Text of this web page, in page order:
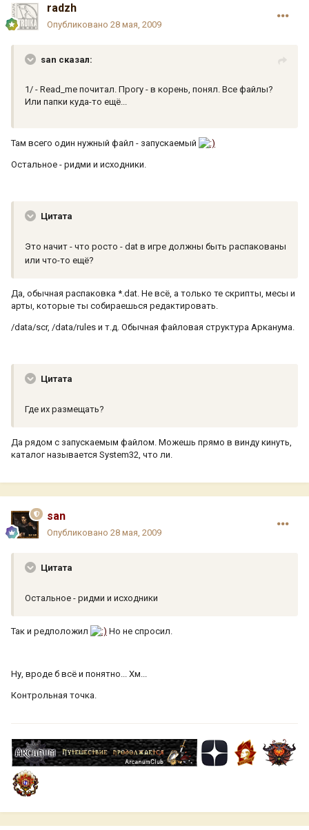
radzh
Опубликовано 28 мая, 2009
san сказал:
1/ - Read_me почитал. Прогу - в корень, понял. Все файлы?
Или папки куда-то ещё...
Там всего один нужный файл - запускаемый
Остальное - ридми и исходники.
Цитата
Это начит - что росто - dat в игре должны быть распакованы
или что-то ещё?
Да, обычная распаковка *.dat. Не всё, а только те скрипты, месы и
арты, которые ты собираешься редактировать.
/data/scr, /data/rules и т.д. Обычная файловая структура Арканума.
Цитата
Где их размещать?
Да рядом с запускаемым файлом. Можешь прямо в винду кинуть,
каталог называется System32, что ли.
san
Опубликовано 28 мая, 2009
Цитата
Остальное - ридми и исходники
Так и редположил Но не спросил.
Ну, вроде б всё и понятно... Хм...
Контрольная точка.